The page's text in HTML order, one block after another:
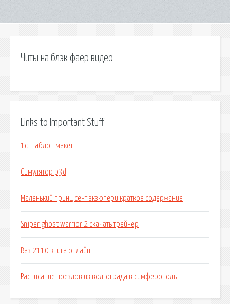
Читы на блэк фаер видео
Links to Important Stuff
1с шаблон макет
Симулятор p3d
Маленький принц сент экзюпери краткое содержание
Sniper ghost warrior 2 скачать трейнер
Ваз 2110 книга онлайн
Расписание поездов из волгограда в симферополь